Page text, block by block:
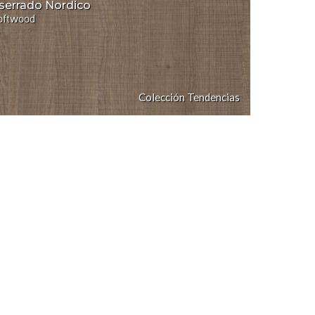
Nordico
Colección Tendencias